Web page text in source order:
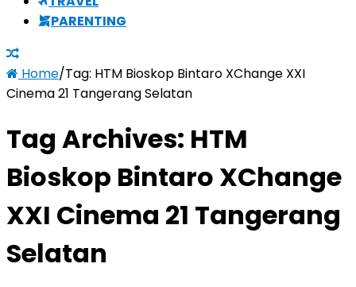
PARENTING
Home/Tag: HTM Bioskop Bintaro XChange XXI
Cinema 21 Tangerang Selatan
Tag Archives: HTM
Bioskop Bintaro XChange
XXI Cinema 21 Tangerang
Selatan